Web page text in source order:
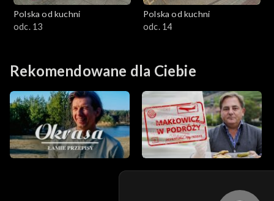
Polska od kuchni
odc. 13
Polska od kuchni
odc. 14
Rekomendowane dla Ciebie